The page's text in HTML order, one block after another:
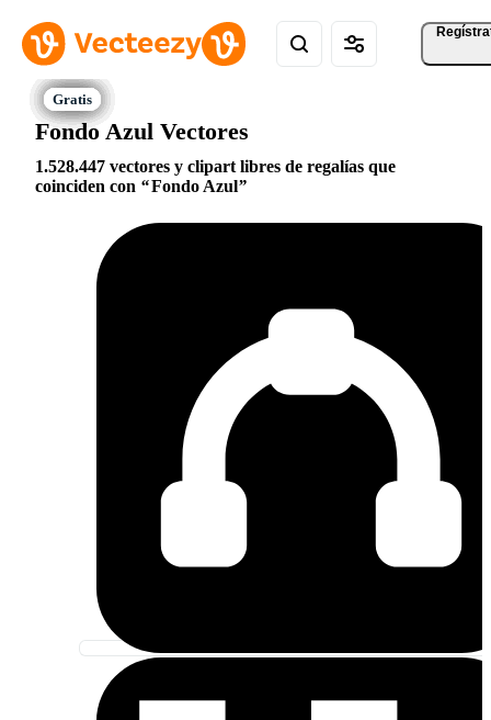
Fondo Azul Vectores
1.528.447 vectores y clipart libres de regalías que
coinciden con
Fondo Azul